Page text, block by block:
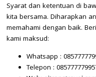
Syarat dan ketentuan di
kita bersama. Diharapkan
memahami dengan baik.
kami maksud:
Whatsapp :
Telepon :